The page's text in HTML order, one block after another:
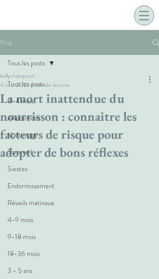
Post
Tous les posts
0-4 mois
Allaitement
Maternage
Sommeil
Siestes
Endormissement
Réveils matinaux
4-9 mois
9-18 mois
18-36 mois
3 - 5 ans
Tous les posts
La mort inattendue du
nourrisson : connaitre les
facteurs de risque pour
adopter de bons réflexes
kellychampinot
4 oct. 20224 min de lecture